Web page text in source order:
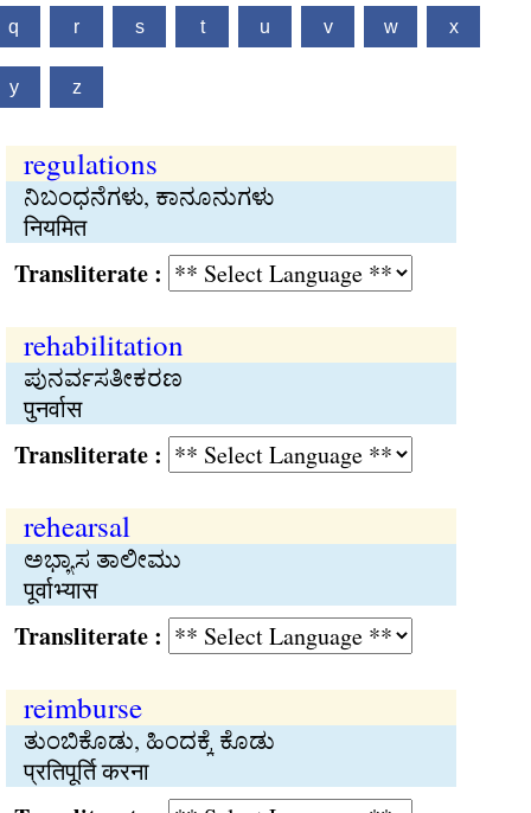
q r s t u v w x
y z
regulations
ನಿಬಂಧನೆಗಳು, ಕಾನೂನುಗಳು
नियमित
:
rehabilitation
ಪುನರ್ವಸತೀಕರಣ
पुनर्वास
:
rehearsal
ಅಭ್ಯಾಸ ತಾಲೀಮು
पूर्वाभ्यास
:
reimburse
ತುಂಬಿಕೊಡು, ಹಿಂದಕ್ಕೆ ಕೊಡು
प्रतिपूर्ति करना